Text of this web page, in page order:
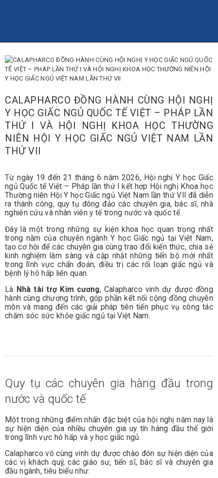
WEBSITE
SẢN PHẨM
DỊCH VỤ
LIÊN HỆ
CALAPHARCO ĐỒNG HÀNH CÙNG HỘI NGHỊ
Y HỌC GIẤC NGỦ QUỐC TẾ VIỆT – PHÁP LẦN
THỨ I VÀ HỘI NGHỊ KHOA HỌC THƯỜNG
NIÊN HỘI Y HỌC GIẤC NGỦ VIỆT NAM LẦN
THỨ VII
Từ ngày 19 đến 21 tháng 6 năm 2026, Hội nghị Y học Giấc
ngủ Quốc tế Việt – Pháp lần thứ I kết hợp Hội nghị Khoa học
Thường niên Hội Y học Giấc ngủ Việt Nam lần thứ VII đã diễn
ra thành công, quy tụ đông đảo các chuyên gia, bác sĩ, nhà
nghiên cứu và nhân viên y tế trong nước và quốc tế.
Đây là một trong những sự kiện khoa học quan trọng nhất
trong năm của chuyên ngành Y học Giấc ngủ tại Việt Nam,
tạo cơ hội để các chuyên gia cùng trao đổi kiến thức, chia sẻ
kinh nghiệm lâm sàng và cập nhật những tiến bộ mới nhất
trong lĩnh vực chẩn đoán, điều trị các rối loạn giấc ngủ và
bệnh lý hô hấp liên quan.
Là Nhà tài trợ Kim cương, Calapharco vinh dự được đồng
hành cùng chương trình, góp phần kết nối cộng đồng chuyên
môn và mang đến các giải pháp tiên tiến phục vụ công tác
chăm sóc sức khỏe giấc ngủ tại Việt Nam.
Quy tụ các chuyên gia hàng đầu trong
nước và quốc tế
Một trong những điểm nhấn đặc biệt của hội nghị năm nay là
sự hiện diện của nhiều chuyên gia uy tín hàng đầu thế giới
trong lĩnh vực hô hấp và y học giấc ngủ.
Calapharco vô cùng vinh dự được chào đón sự hiện diện của
các vị khách quý, các giáo sư, tiến sĩ, bác sĩ và chuyên gia
đầu ngành, tiêu biểu như: